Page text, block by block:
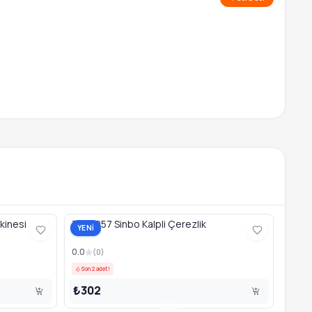
YENİ
TAB1257 Sinbo Kalpli Çerezlik
0.0 (0)
Son 2 adet!
₺302